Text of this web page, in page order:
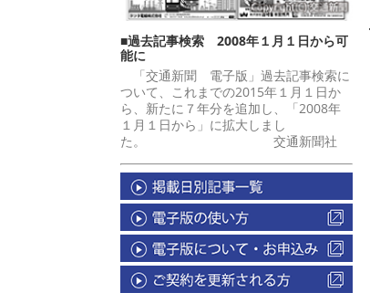
■過去記事検索 2008年１月１日から可
能に
「交通新聞 電子版」過去記事検索に
ついて、これまでの2015年１月１日か
ら、新たに７年分を追加し、「2008年
１月１日から」に拡大しまし
た。 交通新聞社